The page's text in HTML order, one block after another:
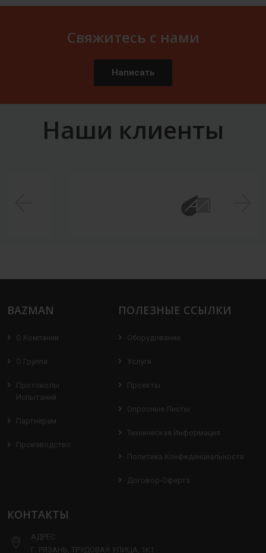
Свяжитесь с нами
Написать
Наши клиенты
BAZMAN
О Компании
О Группе
Протоколы
Испытаний
Партнерам
Производство
ПОЛЕЗНЫЕ ССЫЛКИ
Оборудование
Услуги
Проекты
Опросные Листы
Техническая Информация
Политика Конфиденциальности
Договор-Оферта
КОНТАКТЫ
АДРЕС:
Г. РЯЗАНЬ, ТРУДОВАЯ УЛИЦА, 1К1